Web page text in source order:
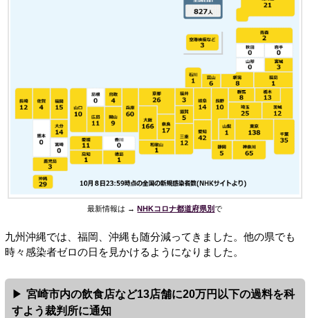
最新情報は → NHKコロナ都道府県別で
九州沖縄では、福岡、沖縄も随分減ってきました。他の県でも
時々感染者ゼロの日を見かけるようになりました。
宮崎市内の飲食店など13店舗に20万円以下の過料を科
すよう裁判所に通知